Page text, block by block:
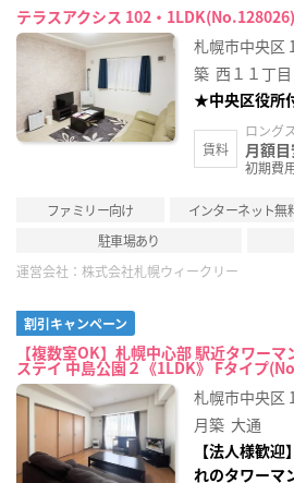
テラスアクシス 102・1LDK(No.128026)
札幌市中央区
築 西１１丁目
★中央区役
賃料
ロング
月額
初期費
ファミリー向け インターネット無
駐車場あり
運営会社： 株式会社札幌ウィークリー
割引キャンペーン
【複数室OK】札幌中心部 駅近タワー
ステイ 中島公園２《1LDK》 Fタイプ
札幌市中央区
月築 大通
【法人様歓
れのタワーマ